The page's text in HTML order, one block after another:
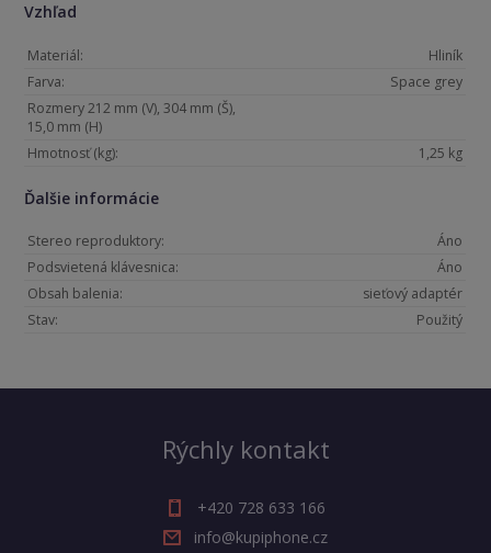
Vzhľad
Materiál:
Hliník
Farva:
Space grey
Rozmery 212 mm (V), 304 mm (Š),
15,0 mm (H)
Hmotnosť (kg):
1,25 kg
Ďalšie informácie
Stereo reproduktory:
Áno
Podsvietená klávesnica:
Áno
Obsah balenia:
sieťový adaptér
Stav:
Použitý
Rýchly kontakt
+420 728 633 166
info@kupiphone.cz